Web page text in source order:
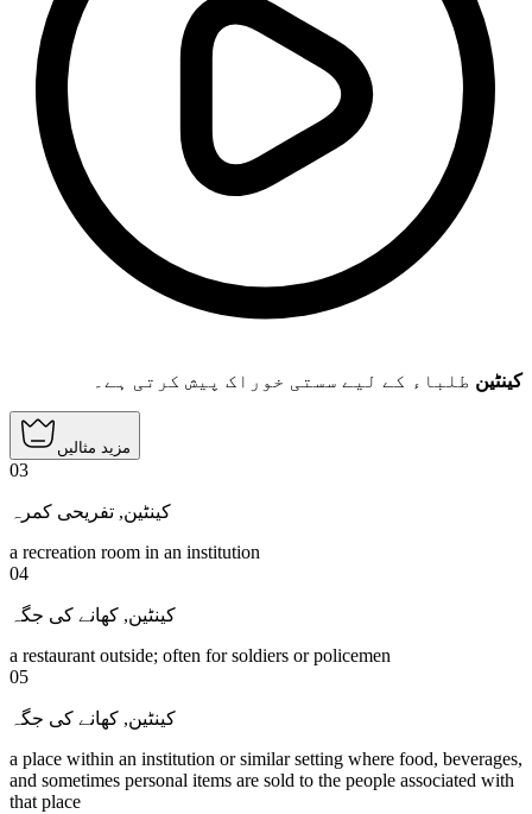
کینٹین طلباء کے لیے سستی خوراک پیش کرتی ہے۔
مزید مثالیں
03
کینٹین, تفریحی کمرہ
a recreation room in an institution
04
کینٹین, کھانے کی جگہ
a restaurant outside; often for soldiers or policemen
05
کینٹین, کھانے کی جگہ
a place within an institution or similar setting where food, beverages,
and sometimes personal items are sold to the people associated with
that place